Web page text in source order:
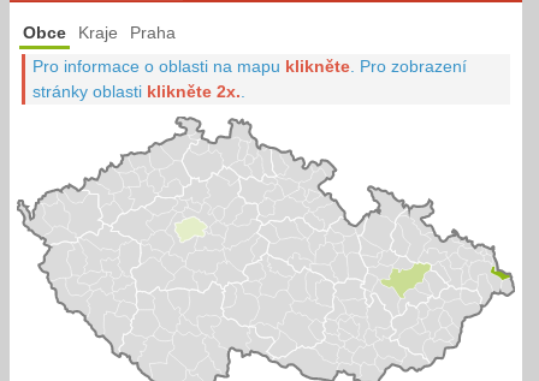
Obce Kraje Praha
Pro informace o oblasti na mapu klikněte Pro zobrazení
stránky oblasti klikněte 2x.